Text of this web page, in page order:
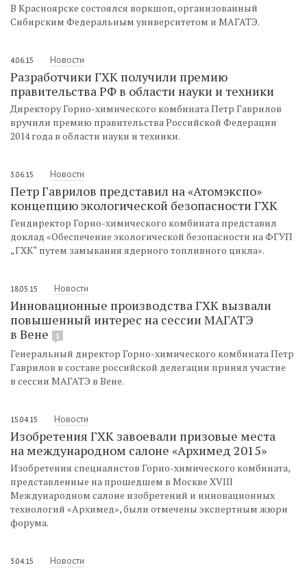
В Красноярске состоялся воркшоп, организованный
Сибирским Федеральным университетом и МАГАТЭ.
4.06.15 Новости
Разработчики ГХК получили премию
правительства РФ в области науки и техники
Директору Горно-химического комбината Петр Гаврилов
вручили премию правительства Российской Федерации
2014 года в области науки и техники.
3.06.15 Новости
Петр Гаврилов представил на «Атомэкспо»
концепцию экологической безопасности ГХК
Гендиректор Горно-химического комбината представил
доклад «Обеспечение экологической безопасности на ФГУП
„ГХК“ путем замыкания ядерного топливного цикла».
18.05.15 Новости
Инновационные производства ГХК вызвали
повышенный интерес на сессии МАГАТЭ
в Вене
1
Генеральный директор Горно-химического комбината Петр
Гаврилов в составе российской делегации принял участие
в сессии МАГАТЭ в Вене.
15.04.15 Новости
Изобретения ГХК завоевали призовые места
на международном салоне «Архимед 2015»
Изобретения специалистов Горно-химического комбината,
представленные на прошедшем в Москве XVIII
Международном салоне изобретений и инновационных
технологий «Архимед», были отмечены экспертным жюри
форума.
3.04.15 Новости